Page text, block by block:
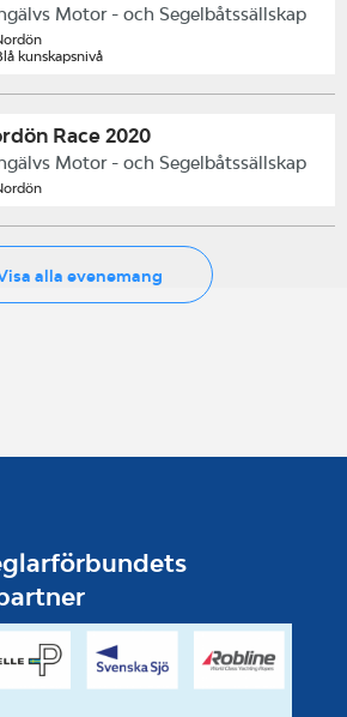
Motor - och Segelbåtssällskap
kunskapsnivå
Race 2020
Motor - och Segelbåtssällskap
alla evenemang